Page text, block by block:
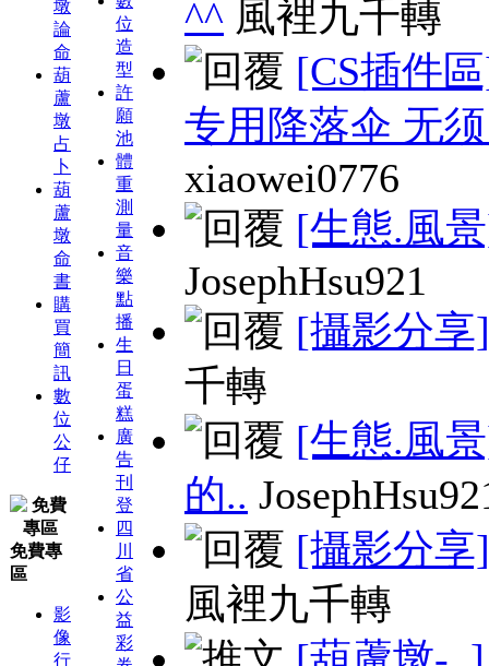
墩
論
命
葫
蘆
墩
占
卜
葫
蘆
墩
命
書
購
買
簡
訊
數
位
公
仔
免費專
區
影
像
行
位
造
型
許
願
池
體
重
測
量
音
樂
點
播
生
日
蛋
糕
廣
告
刊
登
四
川
省
公
益
彩
^^ 風裡九千轉
[CS插件
专用降落伞 无
xiaowei0776
[生態.風
JosephHsu921
[攝影分享]
千轉
[生態.風
的..
[攝影分享]
風裡九千轉